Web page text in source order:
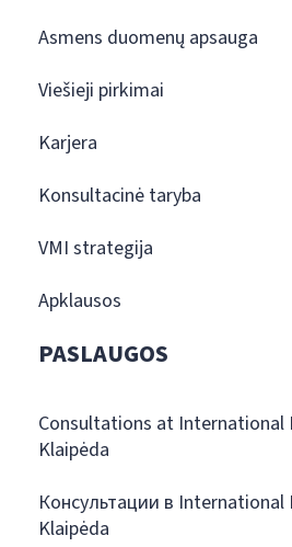
Asmens duomenų apsauga
Viešieji pirkimai
Karjera
Konsultacinė taryba
VMI strategija
Apklausos
PASLAUGOS
Consultations at International
Klaipėda
Консультации в International
Klaipėda